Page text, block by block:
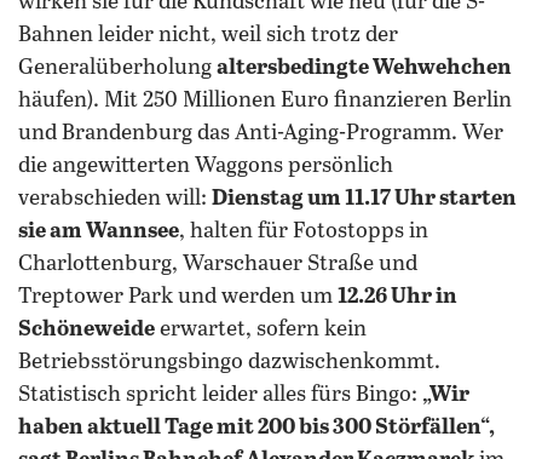
Bahnen leider nicht, weil sich trotz der
Generalüberholung altersbedingte Wehwehchen
häufen). Mit 250 Millionen Euro finanzieren Berlin
und Brandenburg das Anti-Aging-Programm. Wer
die angewitterten Waggons persönlich
verabschieden will: Dienstag um 11.17 Uhr starten
sie am Wannsee, halten für Fotostopps in
Charlottenburg, Warschauer Straße und
Treptower Park und werden um 12.26 Uhr in
Schöneweide erwartet, sofern kein
Betriebsstörungsbingo dazwischenkommt.
Statistisch spricht leider alles fürs Bingo: „Wir
haben aktuell Tage mit 200 bis 300 Störfällen“,